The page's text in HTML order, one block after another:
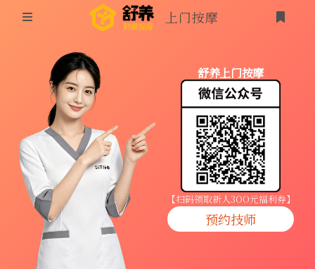
同城按摩
上门按摩
养生按摩
技师入驻
商家入驻
代理入驻
上门按摩
登录
舒养上门按摩
【扫码领取新人3OO元福利券】
预约技师